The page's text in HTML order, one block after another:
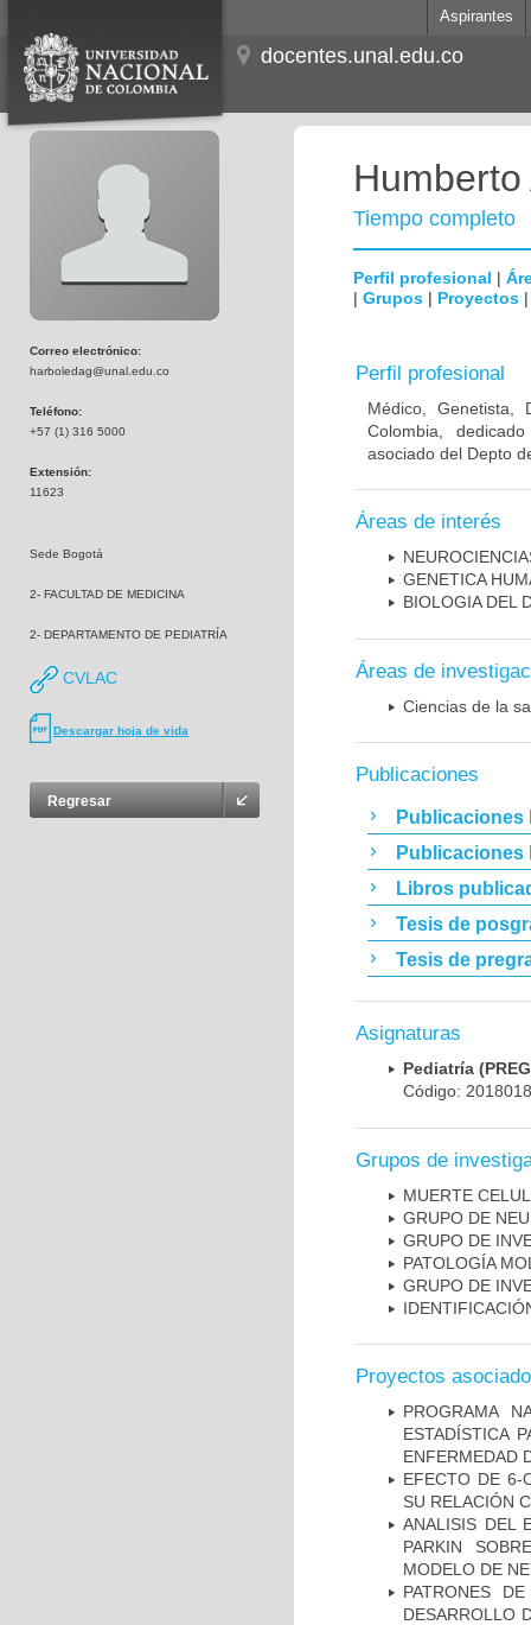
Aspirantes
docentes.unal.edu.co
Correo electrónico:
harboledag@unal.edu.co
Teléfono:
+57 (1) 316 5000
Extensión:
11623
Sede Bogotá
2- FACULTAD DE MEDICINA
2- DEPARTAMENTO DE PEDIATRÍA
CVLAC
Descargar hoja de vida
Regresar
Tiempo completo
Perfil profesional |
| Grupos | Proyectos
Perfil profesional
Médico, Genetista,
Colombia,
asociado del Depto
Áreas de interés
GENETICA
BIOLOGIA DEL
Áreas de
Ciencias de la
Publicaciones
Publicaciones
Publicaciones
Libros
Tesis de
Tesis de
Asignaturas
Pediatría
Código:
Grupos de
MUERTE
GRUPO DE
GRUPO DE
PATOLOGÍA
GRUPO DE
Proyectos
PROGRAMA
ESTADÍSTICA
ENFERMEDAD
EFECTO DE 6-
SU RELACIÓN
ANALISIS DEL
PARKIN
MODELO DE
PATRONES
DESARROLLO